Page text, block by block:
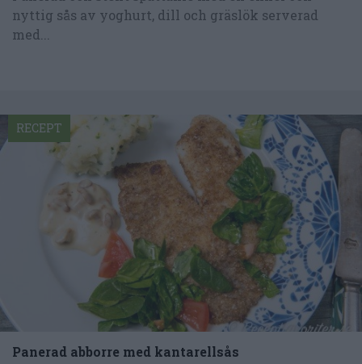
nyttig sås av yoghurt, dill och gräslök serverad
med...
Panerad abborre med kantarellsås
RECEPT